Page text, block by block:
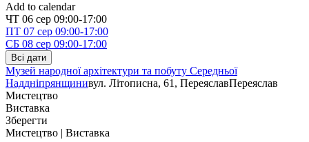
Add to calendar
ЧТ 06 сер 09:00-17:00
ПТ 07 сер 09:00-17:00
СБ 08 сер 09:00-17:00
Всі дати
Музей народної архітектури та побуту Середньої
Наддніпрянщинивул. Літописна, 61, ПереяславПереяслав
Мистецтво
Виставка
Зберегти
Мистецтво | Виставка